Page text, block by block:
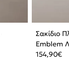
Σακίδιο
Emblem
154,90€